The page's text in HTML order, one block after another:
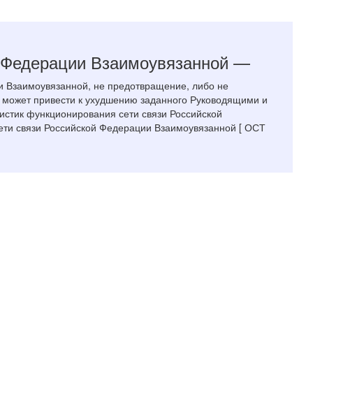
Федерации Взаимоувязанной —
Взаимоувязанной, не предотвращение, либо не
привести к ухудшению заданного Руководящими и
функционирования сети связи Российской
связи Российской Федерации Взаимоувязанной [ ОСТ